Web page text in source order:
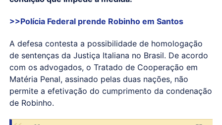
>>Polícia Federal prende Robinho em Santos
A defesa contesta a possibilidade de homologação
de sentenças da Justiça Italiana no Brasil. De acordo
com os advogados, o Tratado de Cooperação em
Matéria Penal, assinado pelas duas nações, não
permite a efetivação do cumprimento da condenação
de Robinho.